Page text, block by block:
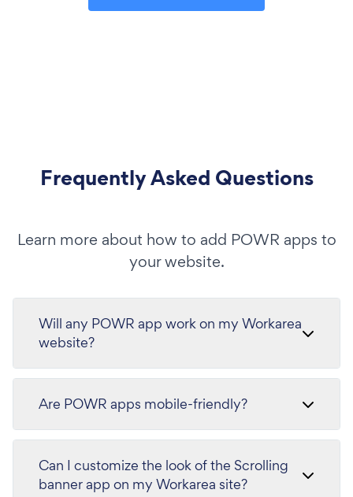
Frequently Asked Questions
Learn more about how to add POWR apps to
your website.
Will any POWR app work on my Workarea
website?
Are POWR apps mobile-friendly?
Can I customize the look of the Scrolling
banner app on my Workarea site?